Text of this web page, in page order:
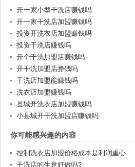
开一家小型干洗店赚钱吗
开一家干洗店加盟赚钱吗
投资开洗衣店加盟赚钱吗
投资干洗店赚钱吗
开个干洗加盟店赚钱吗
开干洗加盟店挣钱吗
干洗店加盟能赚钱吗
洗衣店加盟赚钱吗
县城开洗衣店加盟赚钱吗
小县城开干洗加盟店赚钱吗
你可能感兴趣的内容
控制洗衣店加盟价格成本是利润重心
干洗店的生意好做吗?